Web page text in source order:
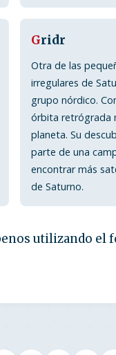
Gridr
Otra de las
irregulares de
grupo nórdico.
órbita retrógrada
planeta. Su
parte de una
encontrar más
de Saturno.
utilizando el